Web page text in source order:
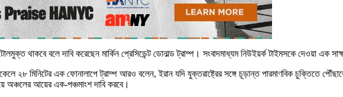
থাকবে বলে দাবি করেছেন মার্কিন প্রেসিডেন্ট ডোনাল্ড ট্রাম্প। সংবাদমাধ্যম নিউইয়র্ক টাইমসকে দেওয়া এক
২৮ মিনিটের এক ফোনালাপে ট্রাম্প আরও বলেন, ইরান যদি যুক্তরাষ্ট্রের সঙ্গে চূড়ান্ত পারমাণবিক চুক্তিতে
অঞ্চলের আয়ের এক-পঞ্চমাংশ দাবি করবে।